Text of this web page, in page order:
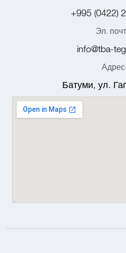
+995 (0422)
Эл.
info@tba-
Адрес
Батуми, ул.